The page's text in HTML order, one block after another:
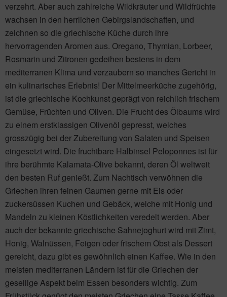
verzehrt. Aber auch zahlreiche Wildkräuter und Wildfrüchte
wachsen in den herrlichen Gebirgslandschaften, und
zeichnen so die griechische Küche durch ihre
hervorragenden Aromen aus. Oregano, Thymian, Lorbeer,
Rosmarin und Zitronen gedeihen bestens in dem
mediterranen Klima und verzaubern so manches Gericht in
ein kulinarisches Erlebnis! Der Mittelmeerküche zugehörig,
ist die griechische Kochkunst geprägt von reichlich frischem
Gemüse, Früchten und Oliven. Die Frucht des Ölbaums wird
zu einem erstklassigen Olivenöl gepresst, welches
grosszügig bei der Zubereitung von Salaten und Speisen
eingesetzt wird. Die fruchtbare Halbinsel Peloponnes ist für
ihre berühmte Kalamata-Olive bekannt, deren Öl weltweit
den besten Ruf genießt. Zum Nachtisch verwöhnen die
Griechen ihren feinen Gaumen gerne mit Eis oder
zuckersüssen Kuchen und Gebäck, welche mit Honig und
Mandeln zu kleinen Köstlichkeiten veredelt werden. Aber
auch der bekannte griechische Sahnejoghurt wird mit Zimt,
Honig, Walnüssen, Feigen oder frischem Obst als Dessert
gereicht, dazu gibt es gewöhnlich einen Kaffee. Wie in den
meisten mediterranen Ländern ist für die Griechen der
gesellige Aspekt beim Essen besonders wichtig. Zum